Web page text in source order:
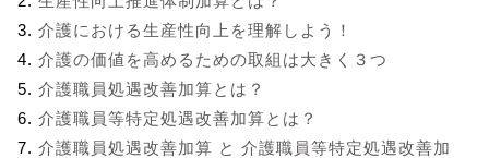
介護における生産性向上を理解しよう！
介護の価値を高めるための取組は大きく３つ
介護職員処遇改善加算とは？
介護職員等特定処遇改善加算とは？
介護職員処遇改善加算 と 介護職員等特定処遇改善加